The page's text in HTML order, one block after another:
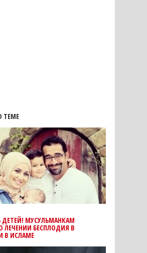
ТЕМЕ
ДЕТЕЙ! МУСУЛЬМАНКАМ
ЛЕЧЕНИИ БЕСПЛОДИЯ В
В ИСЛАМЕ